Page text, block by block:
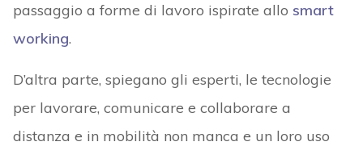
passaggio a forme di lavoro ispirate allo smart
working.
D’altra parte, spiegano gli esperti, le tecnologie
per lavorare, comunicare e collaborare a
distanza e in mobilità non manca e un loro uso